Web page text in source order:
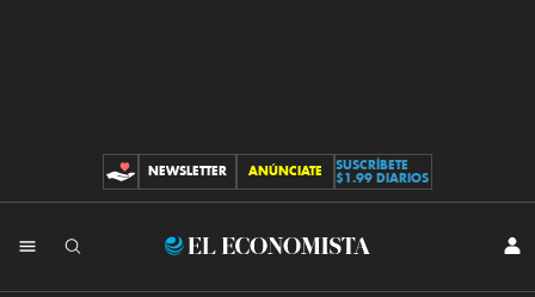
CONTRIBUCIONES
NEWSLETTER ANÚNCIATE
SUSCRÍBETE
$1.99 DIARIOS
El